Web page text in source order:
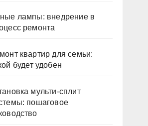
лампы: внедрение в
ремонта
квартир для семьи:
будет удобен
мульти-сплит
пошаговое